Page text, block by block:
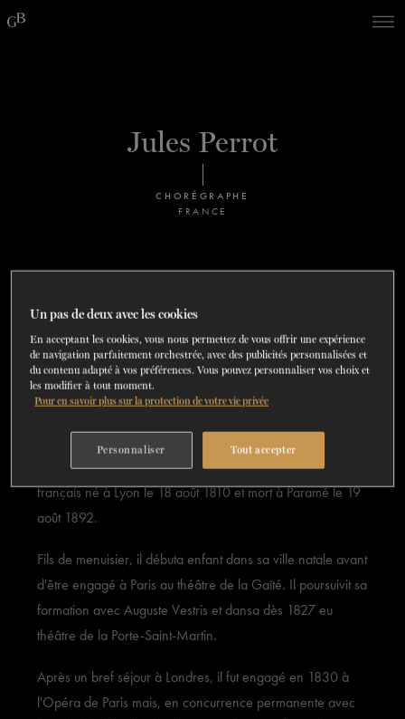
Skip
to
Skip
to
COURS DE DANSE
ACTION SOCIALE
BILLETS FAIRE UN DON
Jules Perrot
CHORÉGRAPHE
FRANCE
Joseph, dit Jules Perrot est un danseur et maître de ballet
français né à Lyon le 18 août 1810 et mort à Paramé le 19
août 1892.
Fils de menuisier, il débuta enfant dans sa ville natale avant
d'être engagé à Paris au théâtre de la Gaîté. Il poursuivit sa
formation avec Auguste Vestris et dansa dès 1827 eu
théâtre de la Porte-Saint-Martin.
Après un bref séjour à Londres, il fut engagé en 1830 à
l'Opéra de Paris mais, en concurrence permanente avec
Un pas de deux avec les cookies
En acceptant les cookies, vous nous permettez de vous offrir une expérience
de navigation parfaitement orchestrée, avec des publicités personnalisées et
du contenu adapté à vos préférences. Vous pouvez personnaliser vos choix et
les modifier à tout moment.
Pour en savoir plus sur la protection de votre vie privée
Tout accepter
Personnaliser